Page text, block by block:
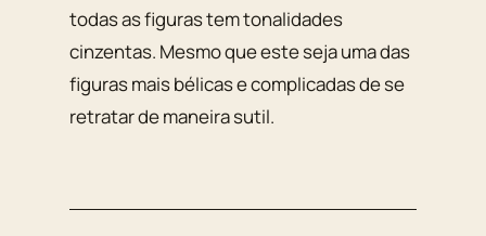
todas as figuras tem tonalidades
cinzentas. Mesmo que este seja uma das
figuras mais bélicas e complicadas de se
retratar de maneira sutil.